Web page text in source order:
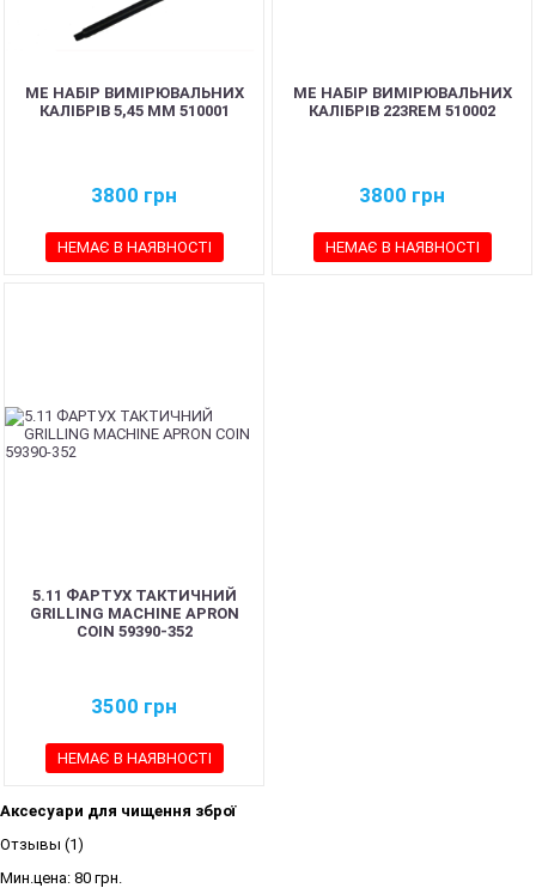
ME НАБІР ВИМІРЮВАЛЬНИХ
КАЛІБРІВ 5,45 ММ 510001
3800 грн
НЕМАЄ В НАЯВНОСТІ
ME НАБІР ВИМІРЮВАЛЬНИХ
КАЛІБРІВ 223REM 510002
3800 грн
НЕМАЄ В НАЯВНОСТІ
5.11 ФАРТУХ ТАКТИЧНИЙ
GRILLING MACHINE APRON
COIN 59390-352
3500 грн
НЕМАЄ В НАЯВНОСТІ
Аксесуари для чищення зброї
Отзывы (1)
Мин.цена: 80 грн.